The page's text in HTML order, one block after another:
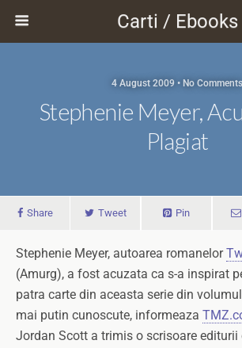
Carti / Ebooks
4 August 2009 • No Comments
Stephenie Meyer,
Plagiat
Share Tweet Pin
Stephenie Meyer, autoarea romanelor
(Amurg), a fost acuzata ca s-a inspirat
patra carte din aceasta serie din
mai putin cunoscute, informeaza
Jordan Scott a trimis o scrisoare editurii